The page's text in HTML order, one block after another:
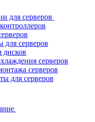
для серверов
для серверов
дисков
серверов
серверов
для серверов